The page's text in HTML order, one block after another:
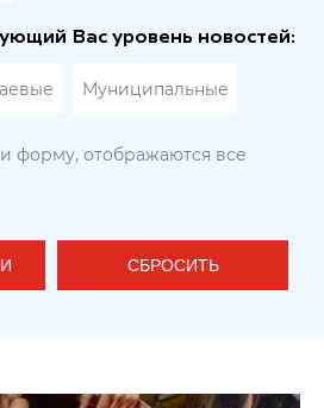
Вас уровень новостей:
Муниципальные
форму, отображаются все
СБРОСИТЬ